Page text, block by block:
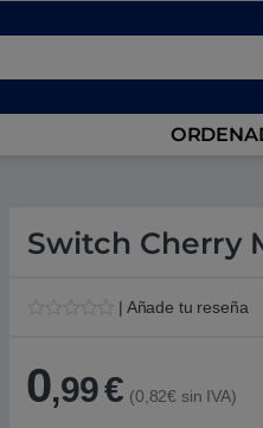
Switch Cherry
o
r
| Añade tu reseña
0,99€ (0,82€ sin IVA)